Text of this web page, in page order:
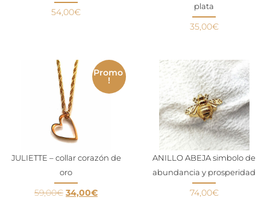
54,00€
plata
35,00€
JULIETTE – collar corazón de
oro
Promo
!
59,00€ 34,00€
ANILLO ABEJA simbolo de
abundancia y prosperidad
74,00€